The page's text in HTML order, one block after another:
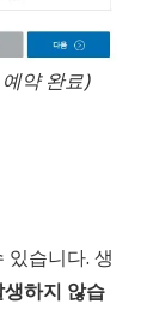
약 완료)
있습니다. 생
하지 않습